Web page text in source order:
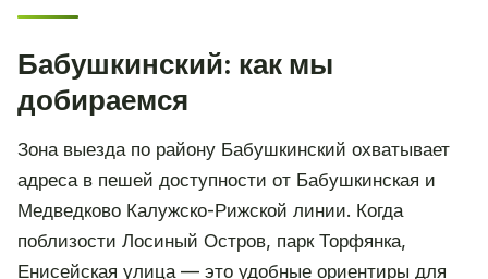
Бабушкинский: как мы
добираемся
Зона выезда по району Бабушкинский охватывает
адреса в пешей доступности от Бабушкинская и
Медведково Калужско-Рижской линии. Когда
поблизости Лосиный Остров, парк Торфянка,
Енисейская улица — это удобные ориентиры для